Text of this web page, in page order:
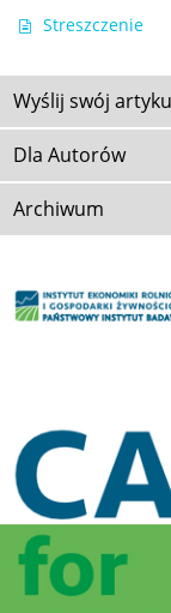
Streszczenie
Wyślij swój
Dla Autorów
Archiwum